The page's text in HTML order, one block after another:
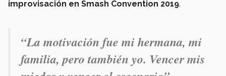
improvisación en Smash Convention 2019.
“La motivación fue mi hermana, mi
familia, pero también yo. Vencer mis